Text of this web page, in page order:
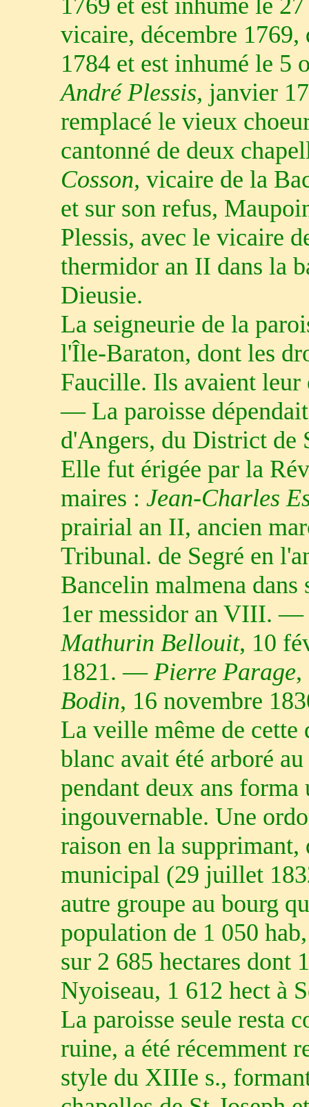
1769 et est inhumé le
vicaire, décembre 1769,
1784 et est inhumé le 5
André Plessis, janvier
remplacé le vieux
cantonné de deux
Cosson, vicaire de la
et sur son refus,
Plessis, avec le vicaire
thermidor an II dans la
Dieusie.
La seigneurie de la
l'Île-Baraton, dont les
Faucille. Ils avaient leur
— La paroisse
d'Angers, du District de
Elle fut érigée par la
maires : Jean-Charles
prairial an II, ancien
Tribunal. de Segré en
Bancelin malmena
1er messidor an VIII. —
Mathurin Bellouit, 10
1821. —Pierre Parage
Bodin, 16 novembre
La veille même de cette
blanc avait été arboré
pendant deux ans forma
ingouvernable. Une
raison en la supprimant,
municipal (29 juillet
autre groupe au bourg
population de 1 050
sur 2 685 hectares dont
Nyoiseau, 1 612 hect à
La paroisse seule resta
ruine, a été récemment
style du XIIIe s.,